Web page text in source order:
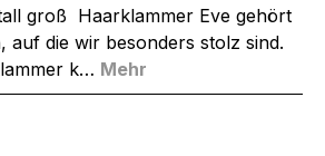
groß Haarklammer Eve gehört
auf die wir besonders stolz sind.
k… Mehr